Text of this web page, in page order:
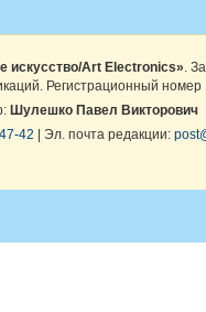
искусство/Art Electronics» .
Регистрационный
Шулешко Павел Викторович
42 | Эл. почта редакции: